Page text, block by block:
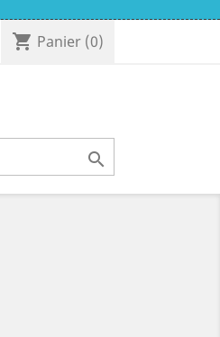
shopping_cart Panier (0)
